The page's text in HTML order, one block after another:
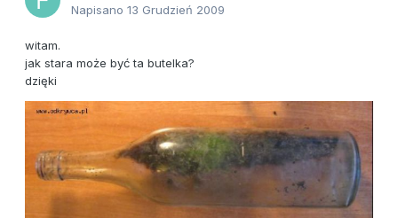
Napisano 13 Grudzień 2009
witam.
jak stara może być ta butelka?
dzięki